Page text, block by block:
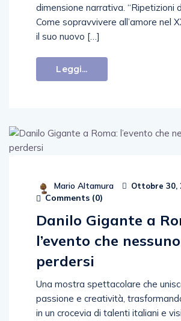
dimensione narrativa. “Ripetizioni
Come sopravvivere all’amore nel
il suo nuovo […]
Leggi...
Mario Altamura Ottobre 30,
Comments (0)
Danilo Gigante a
l’evento che
perdersi
Una mostra spettacolare che
passione e creatività,
in un crocevia di talenti italiani e